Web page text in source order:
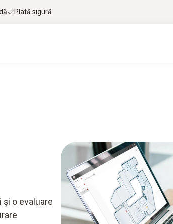
Plată sigură
o evaluare